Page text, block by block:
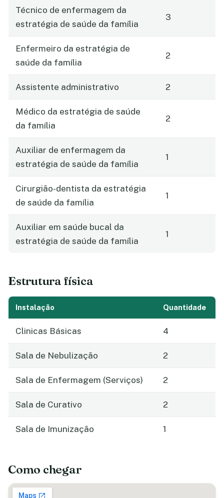
Técnico de enfermagem da
estratégia de saúde da família
3
Enfermeiro da estratégia de
saúde da família
2
Assistente administrativo 2
Médico da estratégia de saúde
da família
2
Auxiliar de enfermagem da
estratégia de saúde da família
1
Cirurgião-dentista da estratégia
de saúde da família
1
Auxiliar em saúde bucal da
estratégia de saúde da família
1
Estrutura física
Instalação Quantidade
Clinicas Básicas 4
Sala de Nebulização 2
Sala de Enfermagem (Serviços) 2
Sala de Curativo 2
Sala de Imunização 1
Como chegar